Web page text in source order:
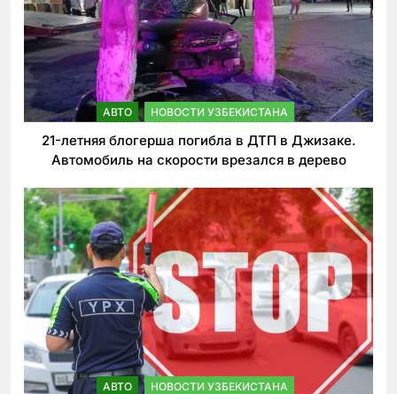
АВТО НОВОСТИ УЗБЕКИСТАНА
21-летняя блогерша погибла в ДТП в Джизаке.
Автомобиль на скорости врезался в дерево
АВТО НОВОСТИ УЗБЕКИСТАНА